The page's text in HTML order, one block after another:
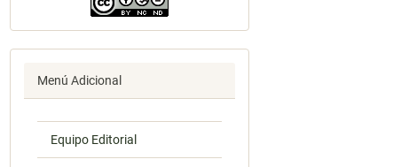
Menú Adicional
Equipo Editorial